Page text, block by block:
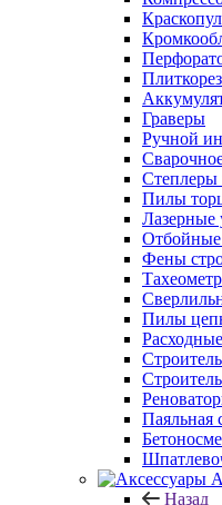
Граверы
Ручной
Степлеры
Пилы
Лазерные
Фены
Пилы
Паяльная
Назад